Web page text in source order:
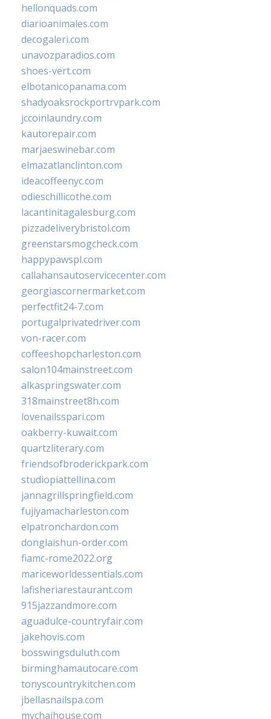
hellonquads.com
diarioanimales.com
decogaleri.com
unavozparadios.com
shoes-vert.com
elbotanicopanama.com
shadyoaksrockportrvpark.com
jccoinlaundry.com
kautorepair.com
marjaeswinebar.com
elmazatlanclinton.com
ideacoffeenyc.com
odieschillicothe.com
lacantinitagalesburg.com
pizzadeliverybristol.com
greenstarsmogcheck.com
happypawspl.com
callahansautoservicecenter.com
georgiascornermarket.com
perfectfit24-7.com
portugalprivatedriver.com
von-racer.com
coffeeshopcharleston.com
salon104mainstreet.com
alkaspringswater.com
318mainstreet8h.com
lovenailsspari.com
oakberry-kuwait.com
quartzliterary.com
friendsofbroderickpark.com
studiopiattellina.com
jannagrillspringfield.com
fujiyamacharleston.com
elpatronchardon.com
donglaishun-order.com
fiamc-rome2022.org
mariceworldessentials.com
lafisheriarestaurant.com
915jazzandmore.com
aguadulce-countryfair.com
jakehovis.com
bosswingsduluth.com
birminghamautocare.com
tonyscountrykitchen.com
jbellasnailspa.com
mychaihouse.com